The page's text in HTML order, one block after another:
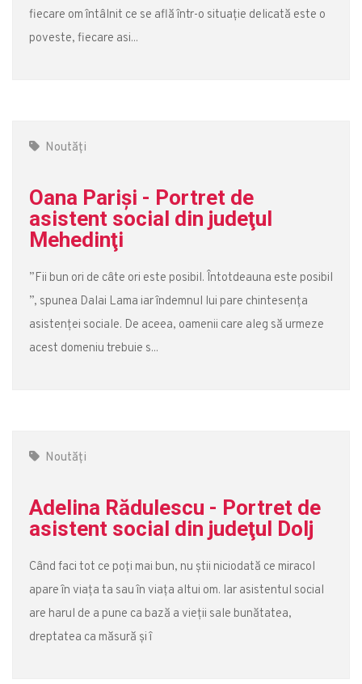
fiecare om întâlnit ce se află într-o situație delicată este o
poveste, fiecare asi...
Noutăți
Oana Parişi - Portret de
asistent social din judeţul
Mehedinţi
”Fii bun ori de câte ori este posibil. Întotdeauna este posibil
”, spunea Dalai Lama iar îndemnul lui pare chintesența
asistenței sociale. De aceea, oamenii care aleg să urmeze
acest domeniu trebuie s...
Noutăți
Adelina Rădulescu - Portret de
asistent social din judeţul Dolj
Când faci tot ce poți mai bun, nu știi niciodată ce miracol
apare în viața ta sau în viața altui om. Iar asistentul social
are harul de a pune ca bază a vieții sale bunătatea,
dreptatea ca măsură și î